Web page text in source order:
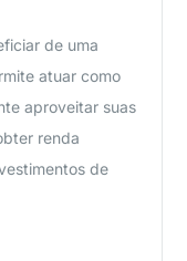
de uma
atuar como
aproveitar suas
renda
de